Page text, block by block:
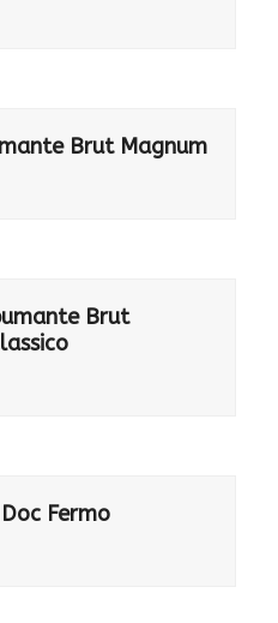
Brut Magnum
Brut
Fermo